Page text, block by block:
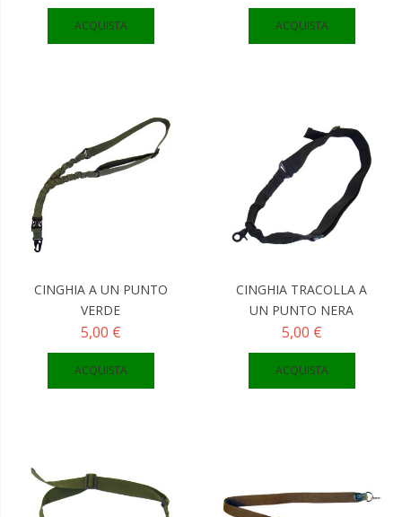
ACQUISTA ACQUISTA
CINGHIA A UN PUNTO
VERDE
5,00 €
ACQUISTA
CINGHIA TRACOLLA A
UN PUNTO NERA
5,00 €
ACQUISTA